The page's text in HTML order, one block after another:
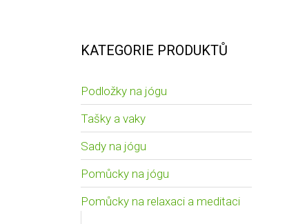
KATEGORIE PRODUKTŮ
Podložky na jógu
Tašky a vaky
Sady na jógu
Pomůcky na jógu
Pomůcky na relaxaci a meditaci